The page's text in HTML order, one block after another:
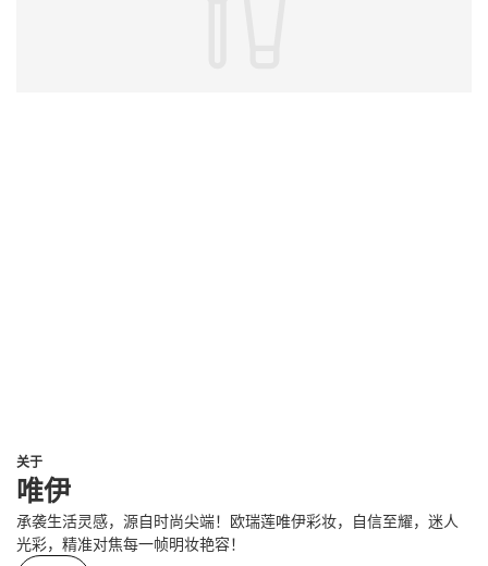
关于
唯伊
承袭生活灵感，源自时尚尖端！欧瑞莲唯伊彩妆，自信至耀，迷人
光彩，精准对焦每一帧明妆艳容！